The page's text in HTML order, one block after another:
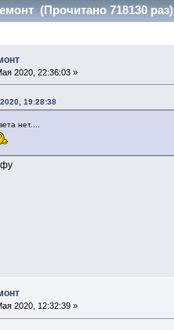
(Прочитано 718130 раз)
2020, 22:36:03 »
19:28:38
нет....
2020, 12:32:39 »